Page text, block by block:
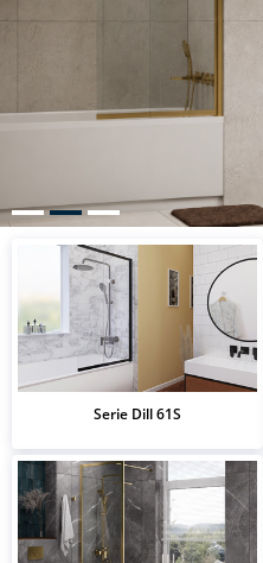
Serie Dill 61S